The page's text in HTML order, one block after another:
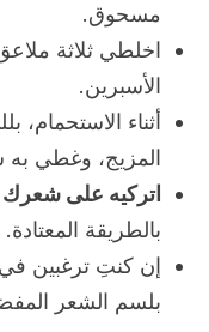
مسحوق.
اخلطي ثلاثة
الأسبرين.
أثناء
المزيج، وغطي
اتركيه على
بالطريقة المعتادة.
إن كنتِ ترغبين في
بلسم الشعر